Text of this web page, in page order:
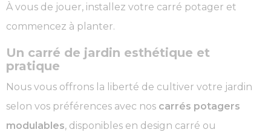
À vous de jouer, installez votre carré potager et
commencez à planter.
Un carré de jardin esthétique et
pratique
Nous vous offrons la liberté de cultiver votre jardin
selon vos préférences avec nos carrés potagers
modulables, disponibles en design carré ou